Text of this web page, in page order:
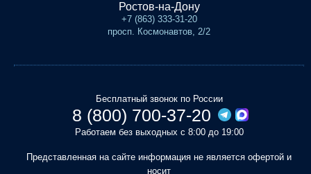
Ростов-на-Дону
+7 (863) 333-31-20
просп. Космонавтов, 2/2
Бесплатный звонок по России
8 (800) 700-37-20
Работаем без выходных с 8:00 до 19:00
Представленная на сайте информация не является офертой и
носит